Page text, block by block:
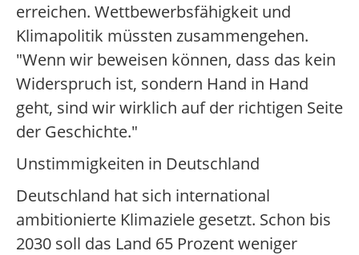
erreichen. Wettbewerbsfähigkeit und
Klimapolitik müssten zusammengehen.
"Wenn wir beweisen können, dass das kein
Widerspruch ist, sondern Hand in Hand
geht, sind wir wirklich auf der richtigen Seite
der Geschichte."
Unstimmigkeiten in Deutschland
Deutschland hat sich international
ambitionierte Klimaziele gesetzt. Schon bis
2030 soll das Land 65 Prozent weniger